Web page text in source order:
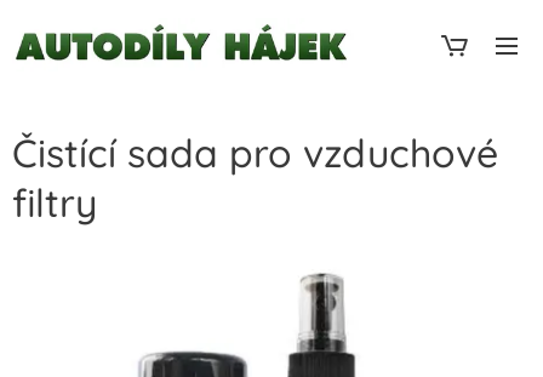
Čistící sada pro vzduchové
filtry